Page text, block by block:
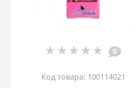
0
Код товара: 100114021